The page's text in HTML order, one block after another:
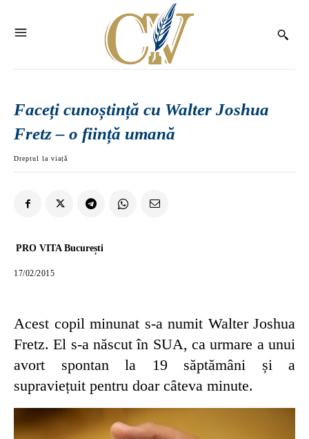
Faceți cunoștință cu Walter Joshua
Fretz – o ființă umană
Dreptul la viață
PRO VITA București
17/02/2015
Acest copil minunat s-a numit Walter Joshua
Fretz. El s-a născut în SUA, ca urmare a unui
avort spontan la 19 săptămâni și a
supraviețuit pentru doar câteva minute.